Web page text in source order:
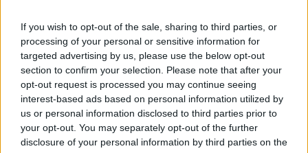
If you wish to opt-out of the sale, sharing to third parties, or
processing of your personal or sensitive information for
targeted advertising by us, please use the below opt-out
section to confirm your selection. Please note that after your
opt-out request is processed you may continue seeing
interest-based ads based on personal information utilized by
us or personal information disclosed to third parties prior to
your opt-out. You may separately opt-out of the further
disclosure of your personal information by third parties on the
nincs gyógyír, bár folyamatos kísérletek
folynak, de az orvostudomány mai állása
szerint gyógyíthatatlan a kór.
A műsorban az előzetes tervek szerint
popzene, sláger, operett, musical dallamok
egyaránt felcsendülnek modern tánccal
fűszerezve. A megkeresett művészek közül
biztosan részt vesz a jótékonysági gálaesten: